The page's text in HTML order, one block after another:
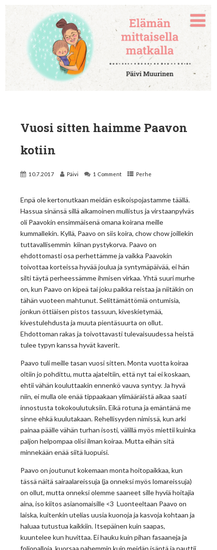
Vuosi sitten haimme Paavon
kotiin
10.7.2017 Päivi 1 Comment Perhe
Enpä ole kertonutkaan meidän esikoispojastamme täällä.
Hassua sinänsä sillä aikamoinen mullistus ja virstaanpylväs
oli Paavokin ensimmäisenä omana koirana meille
kummallekin. Kyllä, Paavo on siis koira, chow chow joillekin
tuttavallisemmin kiinan pystykorva. Paavo on
ehdottomasti osa perhettämme ja vaikka Paavokin
toivottaa korteissa hyvää joulua ja syntymäpäivää, ei hän
silti täytä perheessämme ihmisen virkaa. Yhtä suuri murhe
on, kun Paavo on kipeä tai joku paikka reistaa ja niitäkin on
tähän vuoteen mahtunut. Selittämättömiä ontumisia,
jonkun öttiäisen pistos tassuun, kiveskietymää,
kivestulehdusta ja muuta pientäsuurta on ollut.
Ehdottoman rakas ja toivottavasti tulevaisuudessa heistä
tulee typyn kanssa hyvät kaverit.
Paavo tuli meille tasan vuosi sitten. Monta vuotta koiraa
oltiin jo pohdittu, mutta ajateltiin, että nyt tai ei koskaan,
ehtii vähän kouluttaakin ennenkö vauva syntyy. Ja hyvä
niin, ei mulla ole enää tippaakaan ylimääräistä aikaa saati
innostusta tokokoulutuksiin. Eikä rotuna ja emäntänä me
sinne ehkä kuulutakaan. Rehellisyyden nimissä, kun arki
painaa päälle vähän turhan isosti, välillä myös miettii kuinka
paljon helpompaa olisi ilman koiraa. Mutta eihän sitä
minnekään enää siitä luopuisi.
Paavo on joutunut kokemaan monta hoitopaikkaa, kun
tässä näitä sairaalareissuja (ja onneksi myös lomareissuja)
on ollut, mutta onneksi olemme saaneet sille hyviä hoitajia
aina, iso kiitos asianomaisille <3 Luonteeltaan Paavo on
laiska, kuitenkin utelias uusia kuonoja ja kasvoja kohtaan ja
haluaa tutustua kaikkiin. Itsepäinen kuin saapas,
kuuntelee kun huvittaa. Ei hauku kuin pihan fasaaneja ja